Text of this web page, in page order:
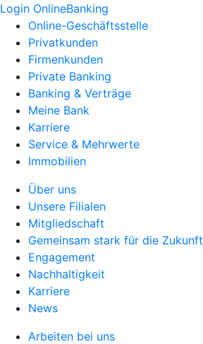
Login OnlineBanking
Online-Geschäftsstelle
Privatkunden
Firmenkunden
Private Banking
Banking & Verträge
Meine Bank
Karriere
Service & Mehrwerte
Immobilien
Über uns
Unsere Filialen
Mitgliedschaft
Gemeinsam stark für die Zukunft
Engagement
Nachhaltigkeit
Karriere
News
Arbeiten bei uns